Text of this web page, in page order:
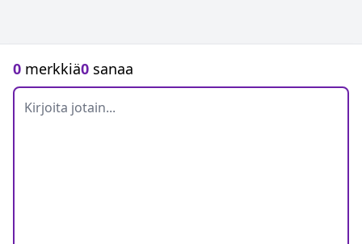
0 merkkiä0 sanaa